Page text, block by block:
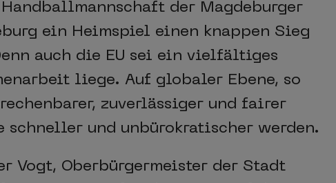
der Magdeburger
ein Heimspiel einen knappen Sieg
auch die EU sei ein vielfältiges
liege. Auf globaler Ebene, so
zuverlässiger und fairer
schneller und unbürokratischer werden.
Vogt, Oberbürgermeister der Stadt